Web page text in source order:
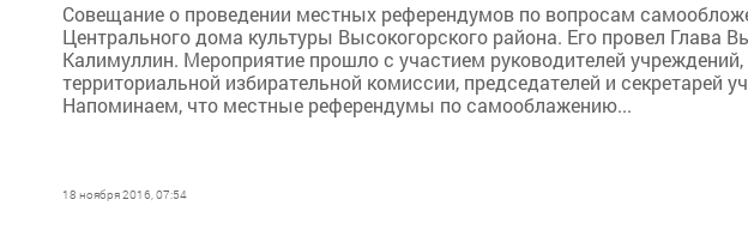
Совещание о проведении местных референдумов по вопросам
Центрального дома культуры Высокогорского района. Его провел Глава
Калимуллин. Мероприятие прошло с участием руководителей учреждений,
территориальной избирательной комиссии, председателей и секретарей
Напоминаем, что местные референдумы по самооблажению...
18 ноября 2016, 07:54